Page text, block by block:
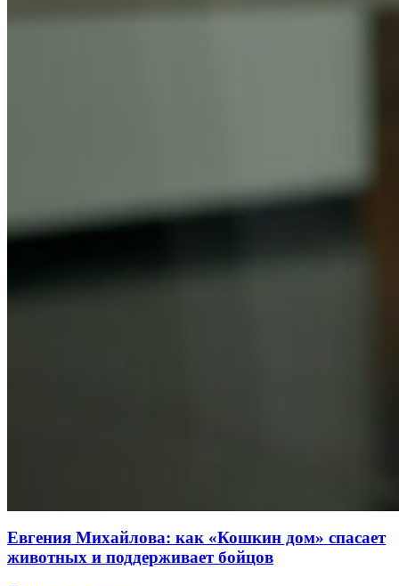
Евгения Михайлова: как «Кошкин дом» спасает
животных и поддерживает бойцов